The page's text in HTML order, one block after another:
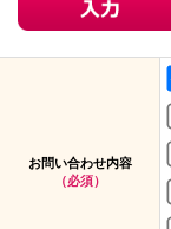
お問い合わせ内容
（必須）